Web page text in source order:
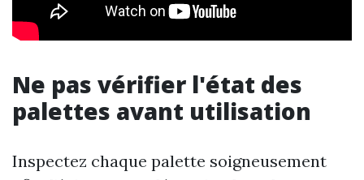
Ne pas vérifier l'état des
palettes avant utilisation
Inspectez chaque palette soigneusement